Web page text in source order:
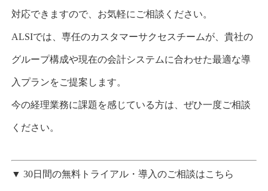
対応できますので、お気軽にご相談ください。
ALSIでは、専任のカスタマーサクセスチームが、貴社の
グループ構成や現在の会計システムに合わせた最適な導
入プランをご提案します。
今の経理業務に課題を感じている方は、ぜひ一度ご相談
ください。
▼ 30日間の無料トライアル・導入のご相談はこちら